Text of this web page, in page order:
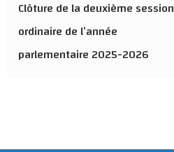
Clôture de la deuxième session
ordinaire de l’année
parlementaire 2025-2026